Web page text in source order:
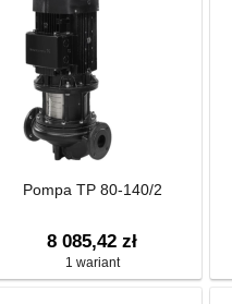
Pompa TP 80-140/2
8 085,42 zł
1 wariant